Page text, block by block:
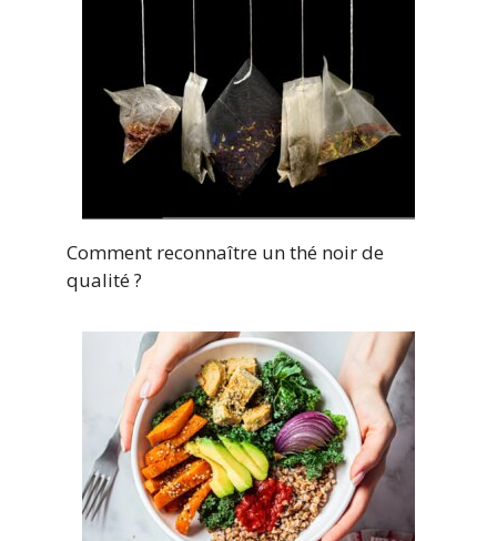
Comment reconnaître un thé noir de
qualité ?